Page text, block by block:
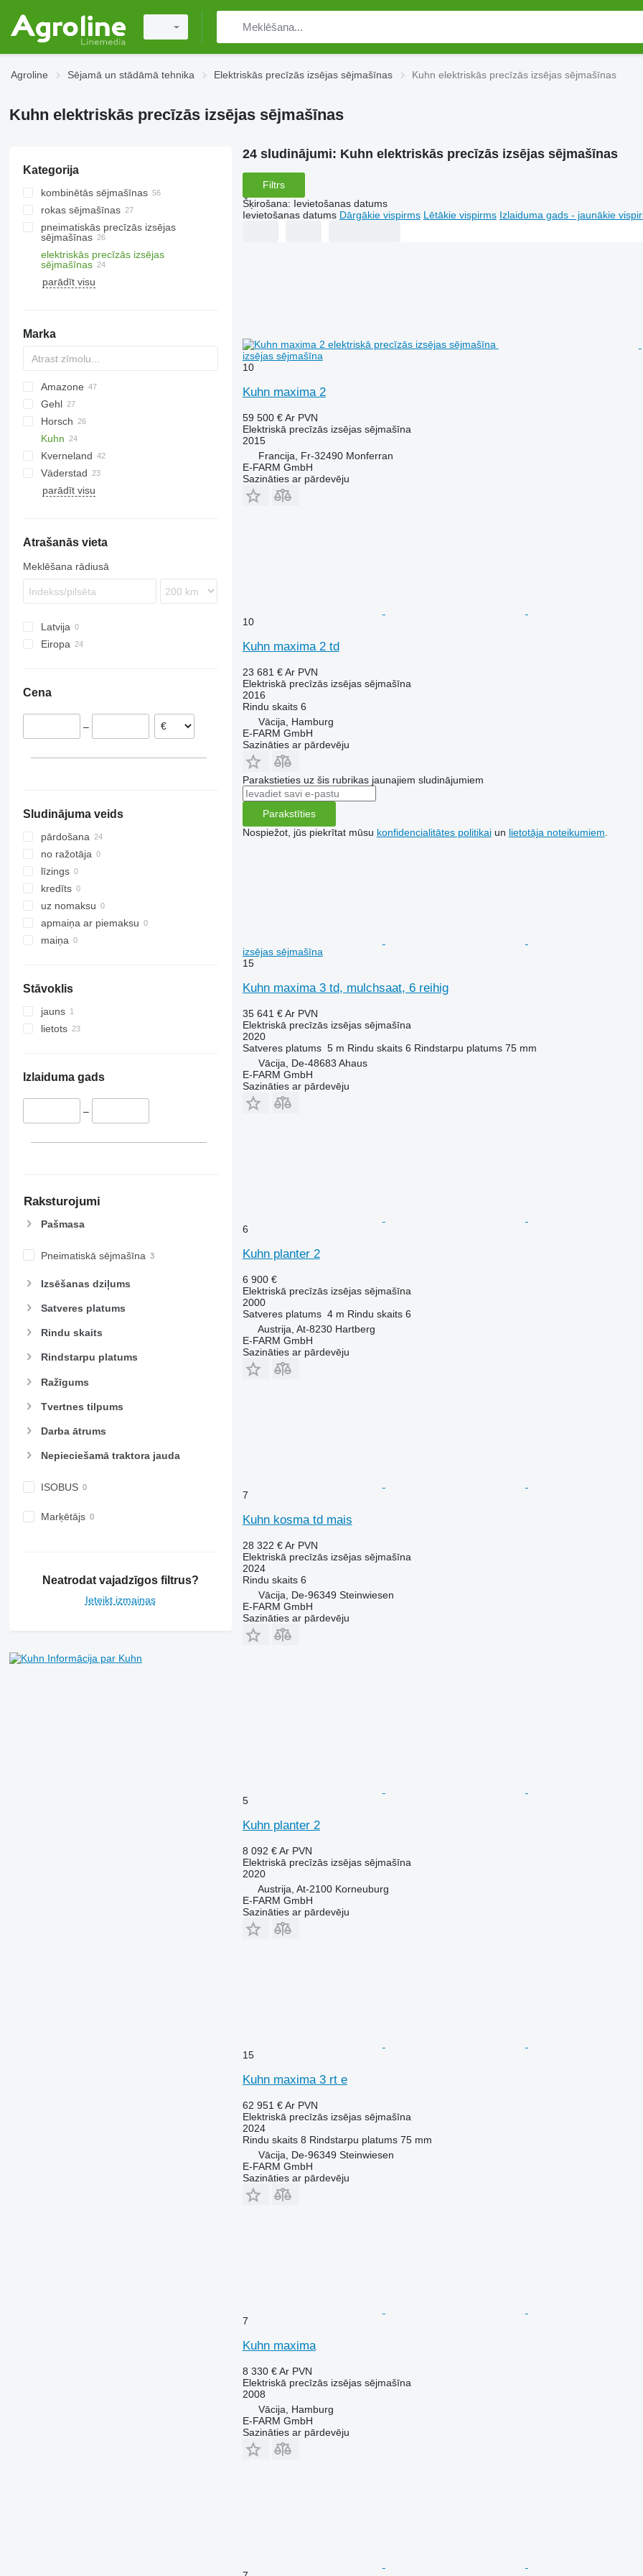
Agroline Sējamā un stādāmā tehnika Elektriskās precīzās izsējas sējmašīnas Kuhn elektriskās precīzās izsējas sējmašīnas
Kuhn elektriskās precīzās izsējas sējmašīnas
Kategorija
kombinētās sējmašīnas
rokas sējmašīnas
pneimatiskās precīzās izsējas
sējmašīnas
elektriskās precīzās izsējas
sējmašīnas
parādīt visu
Marka
Optima
Amazone
ED
Precea
Aeromat
Centra
Unicorn
Maschio
Gehl
R-series
MATRIX
Horsch
Maestro
Maistro
1725
7200
DB
Kuhn
Maxima
Maxima 2
Maxima 3
Planter
Planter 2
Kverneland
Accord
Optima
Azurit
MS
MECA
NG
Aerosem
Prosem
Väderstad
Rapid
parādīt visu
Atrašanās vieta
Meklēšana rādiusā
Latvija
Eiropa
Francija
Cena
–
Sludinājuma veids
pārdošana
no ražotāja
līzings
kredīts
uz nomaksu
apmaiņa ar piemaksu
maiņa
Stāvoklis
jauns
lietots
Izlaiduma gads
–
Raksturojumi
Pašmasa
Pneimatiskā sējmašīna
Izsēšanas dziļums
Satveres platums
Rindu skaits
Rindstarpu platums
Ražīgums
Tvertnes tilpums
Darba ātrums
Nepieciešamā traktora jauda
ISOBUS
Marķētājs
Neatrodat vajadzīgos filtrus?
Ieteikt izmaiņas
Informācija par Kuhn
24 sludinājumi: Kuhn elektriskās precīzās izsējas sējmašīnas
Filtrs
Šķirošana: Ievietošanas datums
Ievietošanas datums Dārgākie vispirms Lētākie vispirms Izlaiduma gads - jaunākie
izsējas sējmašīna
10
Kuhn maxima 2
59 500 € Ar PVN
Elektriskā precīzās izsējas sējmašīna
2015
Francija, Fr-32490 Monferran
E-FARM GmbH
Sazināties ar pārdevēju
10
Kuhn maxima 2 td
23 681 € Ar PVN
Elektriskā precīzās izsējas sējmašīna
2016
Rindu skaits 6
Vācija, Hamburg
E-FARM GmbH
Sazināties ar pārdevēju
Parakstieties uz šis rubrikas jaunajiem sludinājumiem
Parakstīties
Nospiežot, jūs piekrītat mūsu konfidencialitātes politikaiun lietotāja noteikumiem
izsējas sējmašīna
15
Kuhn maxima 3 td, mulchsaat, 6 reihig
35 641 € Ar PVN
Elektriskā precīzās izsējas sējmašīna
2020
Satveres platums 5 m Rindu skaits 6 Rindstarpu platums 75 mm
Vācija, De-48683 Ahaus
E-FARM GmbH
Sazināties ar pārdevēju
6
Kuhn planter 2
6 900 €
Elektriskā precīzās izsējas sējmašīna
2000
Satveres platums 4 m Rindu skaits 6
Austrija, At-8230 Hartberg
E-FARM GmbH
Sazināties ar pārdevēju
7
Kuhn kosma td mais
28 322 € Ar PVN
Elektriskā precīzās izsējas sējmašīna
2024
Rindu skaits 6
Vācija, De-96349 Steinwiesen
E-FARM GmbH
Sazināties ar pārdevēju
5
Kuhn planter 2
8 092 € Ar PVN
Elektriskā precīzās izsējas sējmašīna
2020
Austrija, At-2100 Korneuburg
E-FARM GmbH
Sazināties ar pārdevēju
15
Kuhn maxima 3 rt e
62 951 € Ar PVN
Elektriskā precīzās izsējas sējmašīna
2024
Rindu skaits 8 Rindstarpu platums 75 mm
Vācija, De-96349 Steinwiesen
E-FARM GmbH
Sazināties ar pārdevēju
7
Kuhn maxima
8 330 € Ar PVN
Elektriskā precīzās izsējas sējmašīna
2008
Vācija, Hamburg
E-FARM GmbH
Sazināties ar pārdevēju